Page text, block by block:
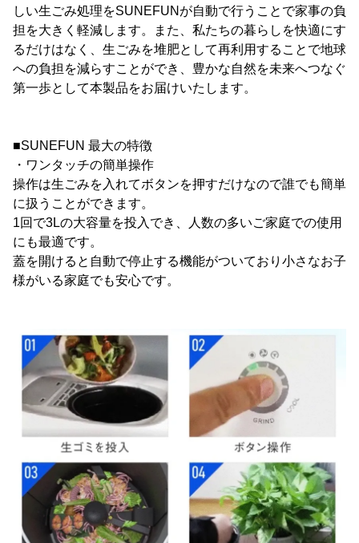
しい生ごみ処理をSUNEFUNが自動で行うことで家事の負
担を大きく軽減します。また、私たちの暮らしを快適にす
るだけはなく、生ごみを堆肥として再利用することで地球
への負担を減らすことができ、豊かな自然を未来へつなぐ
第一歩として本製品をお届けいたします。
■SUNEFUN 最大の特徴
・ワンタッチの簡単操作
操作は生ごみを入れてボタンを押すだけなので誰でも簡単
に扱うことができます。
1回で3Lの大容量を投入でき、人数の多いご家庭での使用
にも最適です。
蓋を開けると自動で停止する機能がついており小さなお子
様がいる家庭でも安心です。